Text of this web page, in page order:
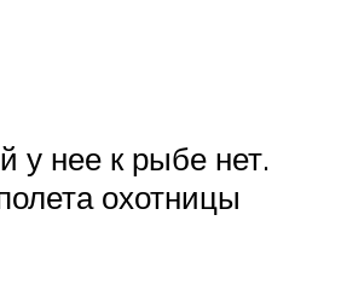
у нее к рыбе нет.
охотницы